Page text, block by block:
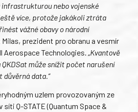
nebo vojenské
více, protože jakákoli ztráta
vážné obavy o národní
prezident pro obranu a vesmír
Aerospace Technologies. „Kvantově
může snížit počet narušení
data.“
uzlem provozovaným ze
Q-STATE (Quantum Space &